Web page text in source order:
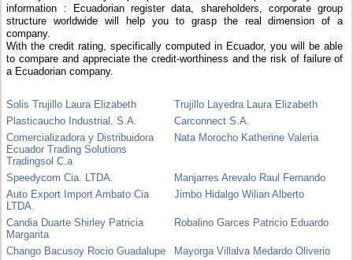
information : Ecuadorian register data, shareholders, corporate group
structure worldwide will help you to grasp the real dimension of a
company.
With the credit rating, specifically computed in Ecuador, you will be able
to compare and appreciate the credit-worthiness and the risk of failure of
a Ecuadorian company.
Solis Trujillo Laura Elizabeth
Trujillo Layedra Laura Elizabeth
Plasticaucho Industrial, S.A.
Carconnect S.A.
Comercializadora y Distribuidora
Ecuador Trading Solutions
Tradingsol C.a
Nata Morocho Katherine Valeria
Speedycom Cia. LTDA.
Manjarres Arevalo Raul Fernando
Auto Export Import Ambato Cia
LTDA.
Jimbo Hidalgo Wilian Alberto
Candia Duarte Shirley Patricia
Margarita
Robalino Garces Patricio Eduardo
Chango Bacusoy Rocio Guadalupe
Mayorga Villalva Medardo Oliverio